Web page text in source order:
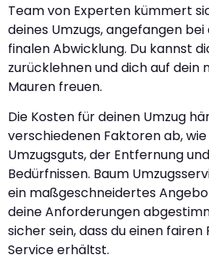
Team von Experten kümmert
deines Umzugs, angefangen
finalen Abwicklung. Du kannst
zurücklehnen und dich auf dein
Mauren freuen.
Die Kosten für deinen Umzug
verschiedenen Faktoren ab,
Umzugsguts, der Entfernung
Bedürfnissen. Baum
ein maßgeschneidertes
deine Anforderungen
sicher sein, dass du einen
Service erhältst.